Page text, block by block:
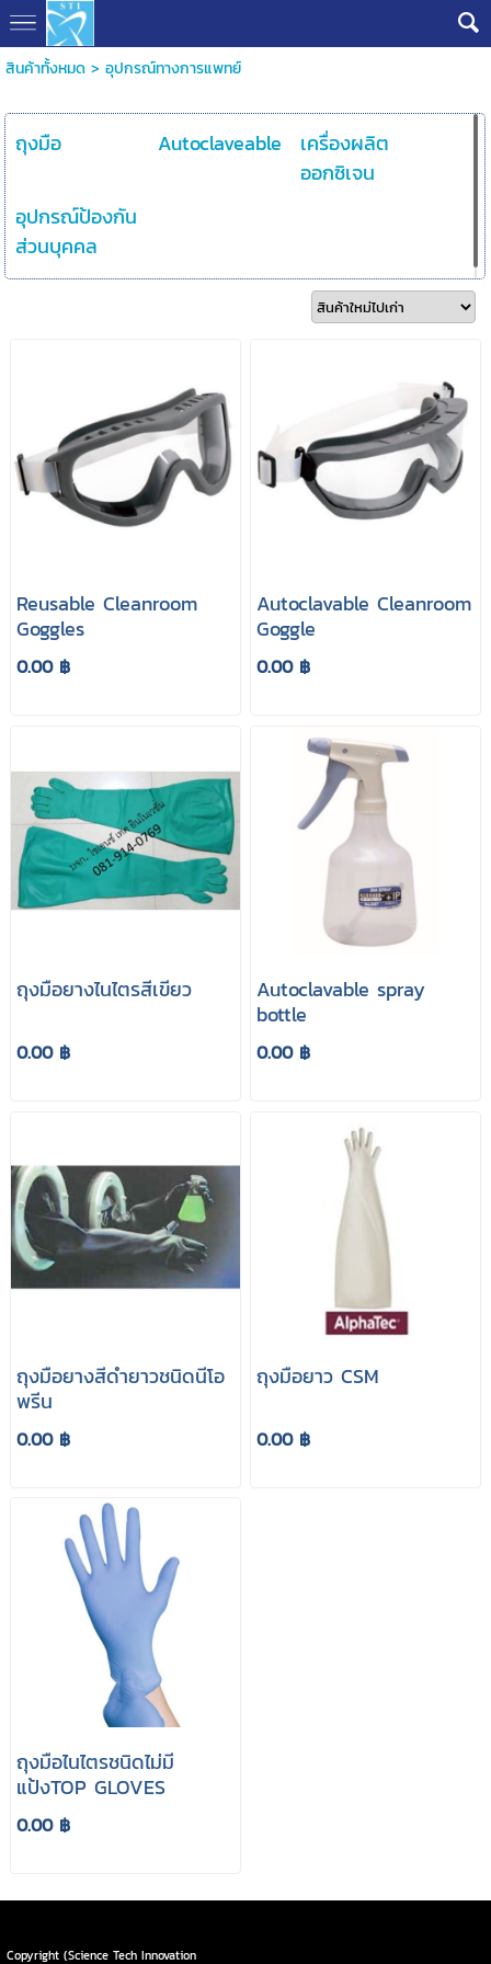
สินค้าทั้งหมด> อุปกรณ์ทางการแพทย์
ถุงมือ Autoclaveable
เครื่องผลิต
ออกซิเจน
อุปกรณ์ป้องกัน
ส่วนบุคคล
Reusable Cleanroom
Goggles
0.00 ฿
Autoclavable Cleanroom
Goggle
0.00 ฿
ถุงมือยางไนไตรสีเขียว
0.00 ฿
Autoclavable spray
bottle
0.00 ฿
ถุงมือยางสีดํายาวชนิดนีโอ
พรีน
0.00 ฿
ถุงมือยาว CSM
0.00 ฿
ถุงมือไนไตรชนิดไม่มี
แป้งTOP GLOVES
0.00 ฿
Copyright (Science Tech Innovation